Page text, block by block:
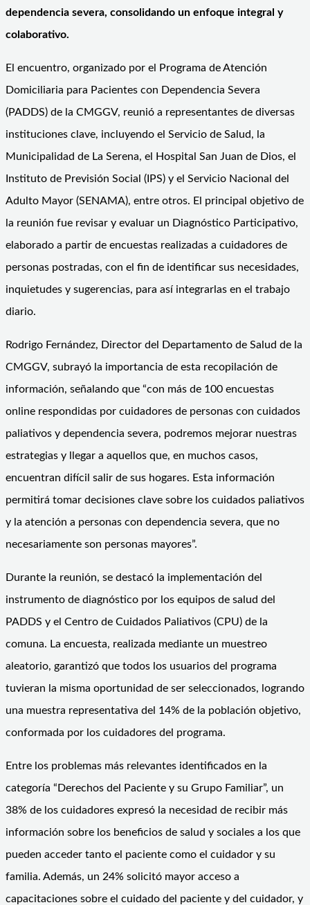
dependencia severa, consolidando un enfoque integral y
colaborativo.
El encuentro, organizado por el Programa de Atención
Domiciliaria para Pacientes con Dependencia Severa
(PADDS) de la CMGGV, reunió a representantes de diversas
instituciones clave, incluyendo el Servicio de Salud, la
Municipalidad de La Serena, el Hospital San Juan de Dios, el
Instituto de Previsión Social (IPS) y el Servicio Nacional del
Adulto Mayor (SENAMA), entre otros. El principal objetivo de
la reunión fue revisar y evaluar un Diagnóstico Participativo,
elaborado a partir de encuestas realizadas a cuidadores de
personas postradas, con el fin de identificar sus necesidades,
inquietudes y sugerencias, para así integrarlas en el trabajo
diario.
Rodrigo Fernández, Director del Departamento de Salud de la
CMGGV, subrayó la importancia de esta recopilación de
información, señalando que “con más de 100 encuestas
online respondidas por cuidadores de personas con cuidados
paliativos y dependencia severa, podremos mejorar nuestras
estrategias y llegar a aquellos que, en muchos casos,
encuentran difícil salir de sus hogares. Esta información
permitirá tomar decisiones clave sobre los cuidados paliativos
y la atención a personas con dependencia severa, que no
necesariamente son personas mayores”.
Durante la reunión, se destacó la implementación del
instrumento de diagnóstico por los equipos de salud del
PADDS y el Centro de Cuidados Paliativos (CPU) de la
comuna. La encuesta, realizada mediante un muestreo
aleatorio, garantizó que todos los usuarios del programa
tuvieran la misma oportunidad de ser seleccionados, logrando
una muestra representativa del 14% de la población objetivo,
conformada por los cuidadores del programa.
Entre los problemas más relevantes identificados en la
categoría “Derechos del Paciente y su Grupo Familiar”, un
38% de los cuidadores expresó la necesidad de recibir más
información sobre los beneficios de salud y sociales a los que
pueden acceder tanto el paciente como el cuidador y su
familia. Además, un 24% solicitó mayor acceso a
capacitaciones sobre el cuidado del paciente y del cuidador, y